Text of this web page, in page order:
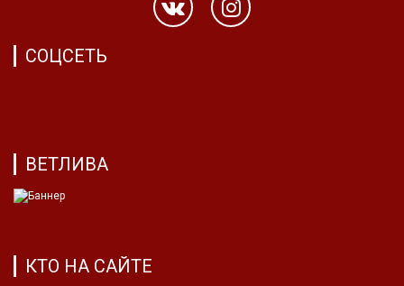
СОЦСЕТЬ
ВЕТЛИВА
КТО НА САЙТЕ